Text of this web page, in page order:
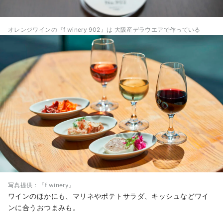
オレンジワインの『f winery 902』は 大阪産デラウエアで作っている
写真提供：『f winery』
ワインのほかにも、マリネやポテトサラダ、キッシュなどワイ
ンに合うおつまみも。